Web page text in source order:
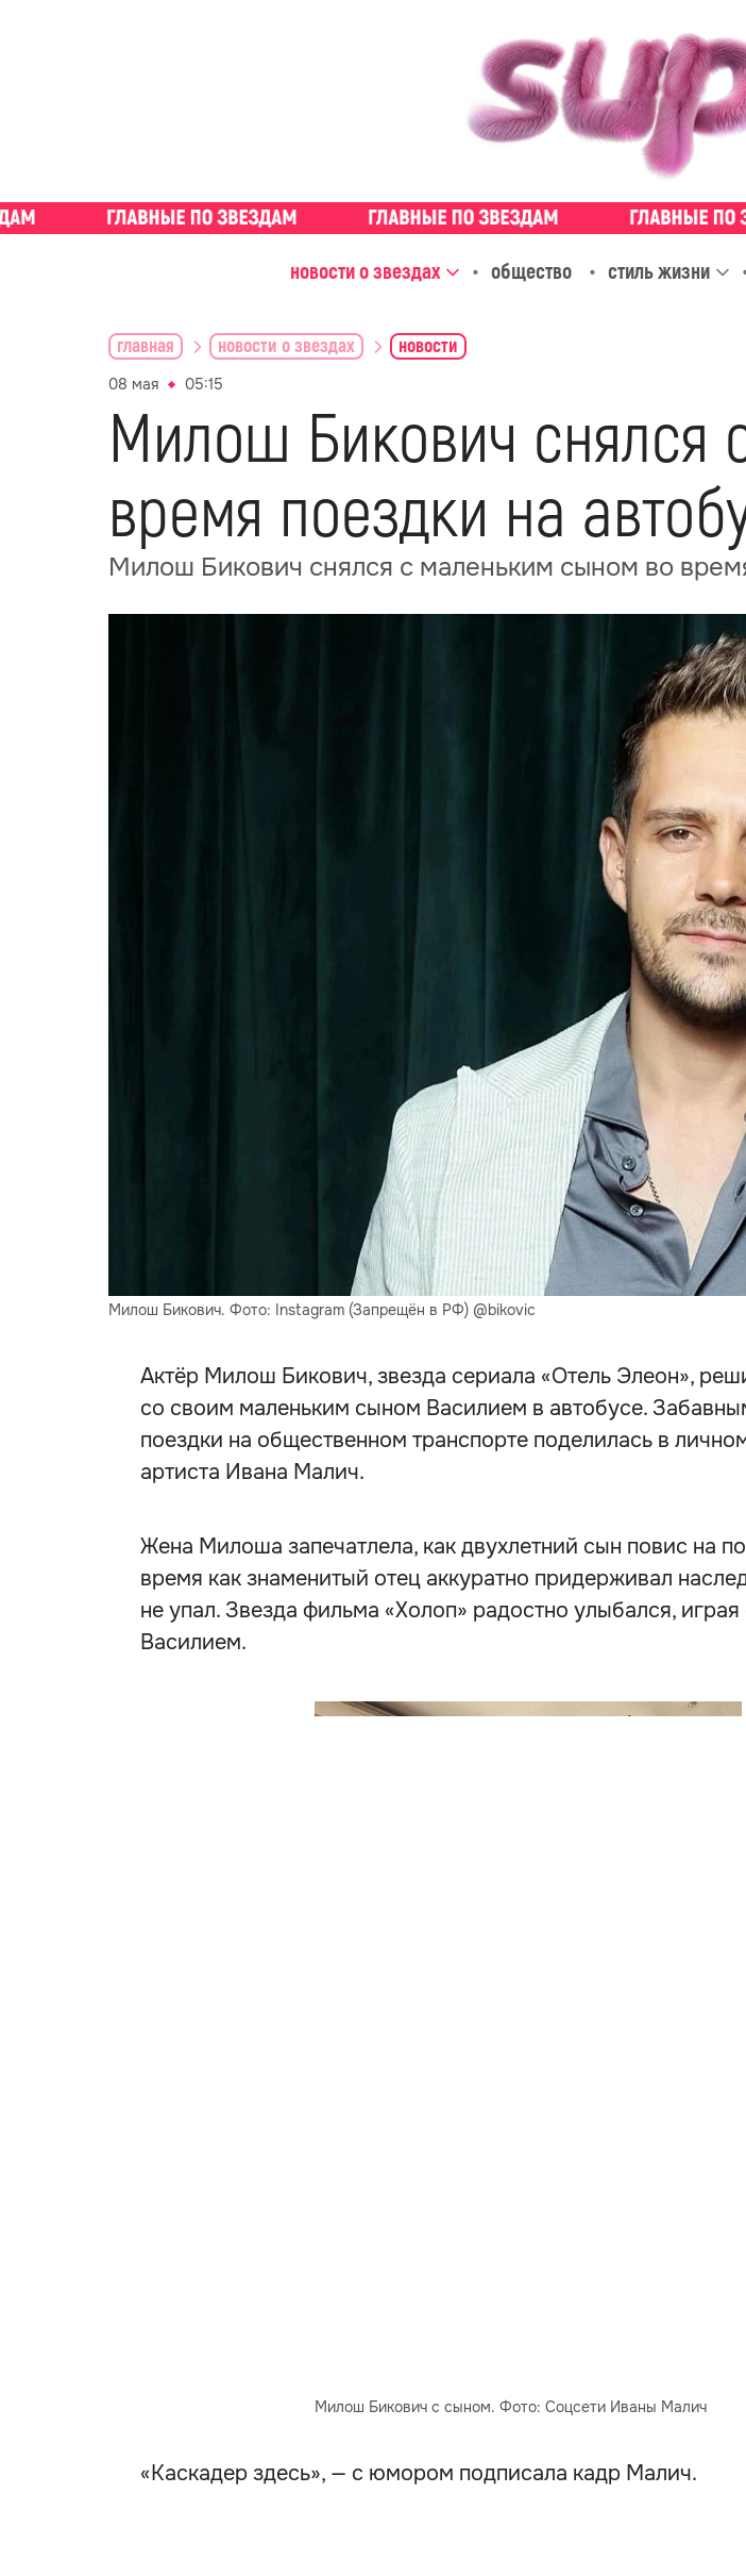
новости о звездах общество стиль жизни
главная новости о звездах новости
08 мая 05:15
Милош Бикович снялся
время поездки на
Милош Бикович снялся с маленьким сыном во
Милош Бикович. Фото: Instagram (Запрещён в РФ) @bikovic
Актёр Милош Бикович, звезда сериала «Отель Элеон»,
со своим маленьким сыном Василием в автобусе.
поездки на общественном транспорте поделилась в
артиста Ивана Малич.
Жена Милоша запечатлела, как двухлетний сын повис на
время как знаменитый отец аккуратно придерживал
не упал. Звезда фильма «Холоп» радостно улыбался,
Василием.
Милош Бикович с сыном. Фото: Соцсети Иваны Малич
«Каскадер здесь», — с юмором подписала кадр Малич.